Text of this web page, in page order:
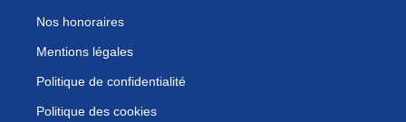
Nos honoraires
Mentions légales
Politique de confidentialité
Politique des cookies